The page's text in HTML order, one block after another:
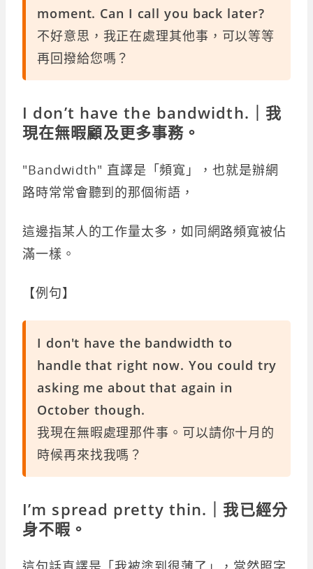
moment. Can I call you back later?
不好意思，我正在處理其他事，可以等等
再回撥給您嗎？
I don’t have the bandwidth.｜我
現在無暇顧及更多事務。
"Bandwidth" 直譯是「頻寬」，也就是辦網
路時常常會聽到的那個術語，
這邊指某人的工作量太多，如同網路頻寬被佔
滿一樣。
【例句】
I don't have the bandwidth to
handle that right now. You could try
asking me about that again in
October though.
我現在無暇處理那件事。可以請你十月的
時候再來找我嗎？
I’m spread pretty thin.｜我已經分
身不暇。